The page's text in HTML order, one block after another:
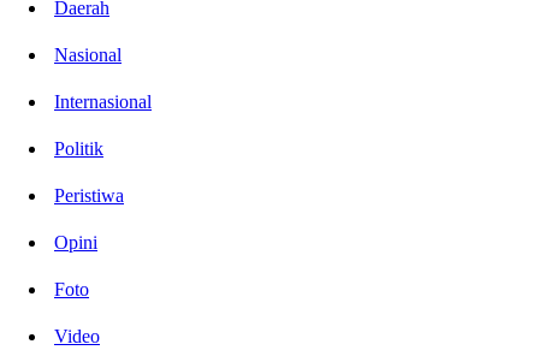
Daerah
Nasional
Internasional
Politik
Peristiwa
Opini
Foto
Video